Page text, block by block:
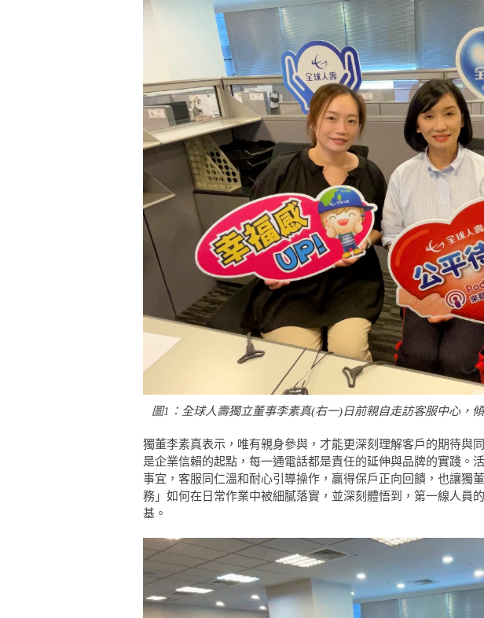
圖1：全球人壽獨立董事李素真(右一)日前親自走訪客服中心，
獨董李素真表示，唯有親身參與，才能更深刻理解客戶的期待與
是企業信賴的起點，每一通電話都是責任的延伸與品牌的實踐。
事宜，客服同仁溫和耐心引導操作，贏得保戶正向回饋，也讓獨
務」如何在日常作業中被細膩落實，並深刻體悟到，第一線人員
基。